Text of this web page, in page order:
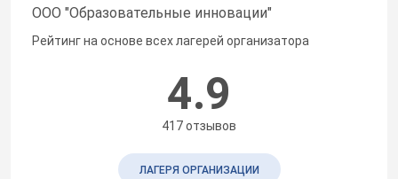
ООО "Образовательные инновации"
Рейтинг на основе всех лагерей организатора
4.9
417 отзывов
ЛАГЕРЯ ОРГАНИЗАЦИИ